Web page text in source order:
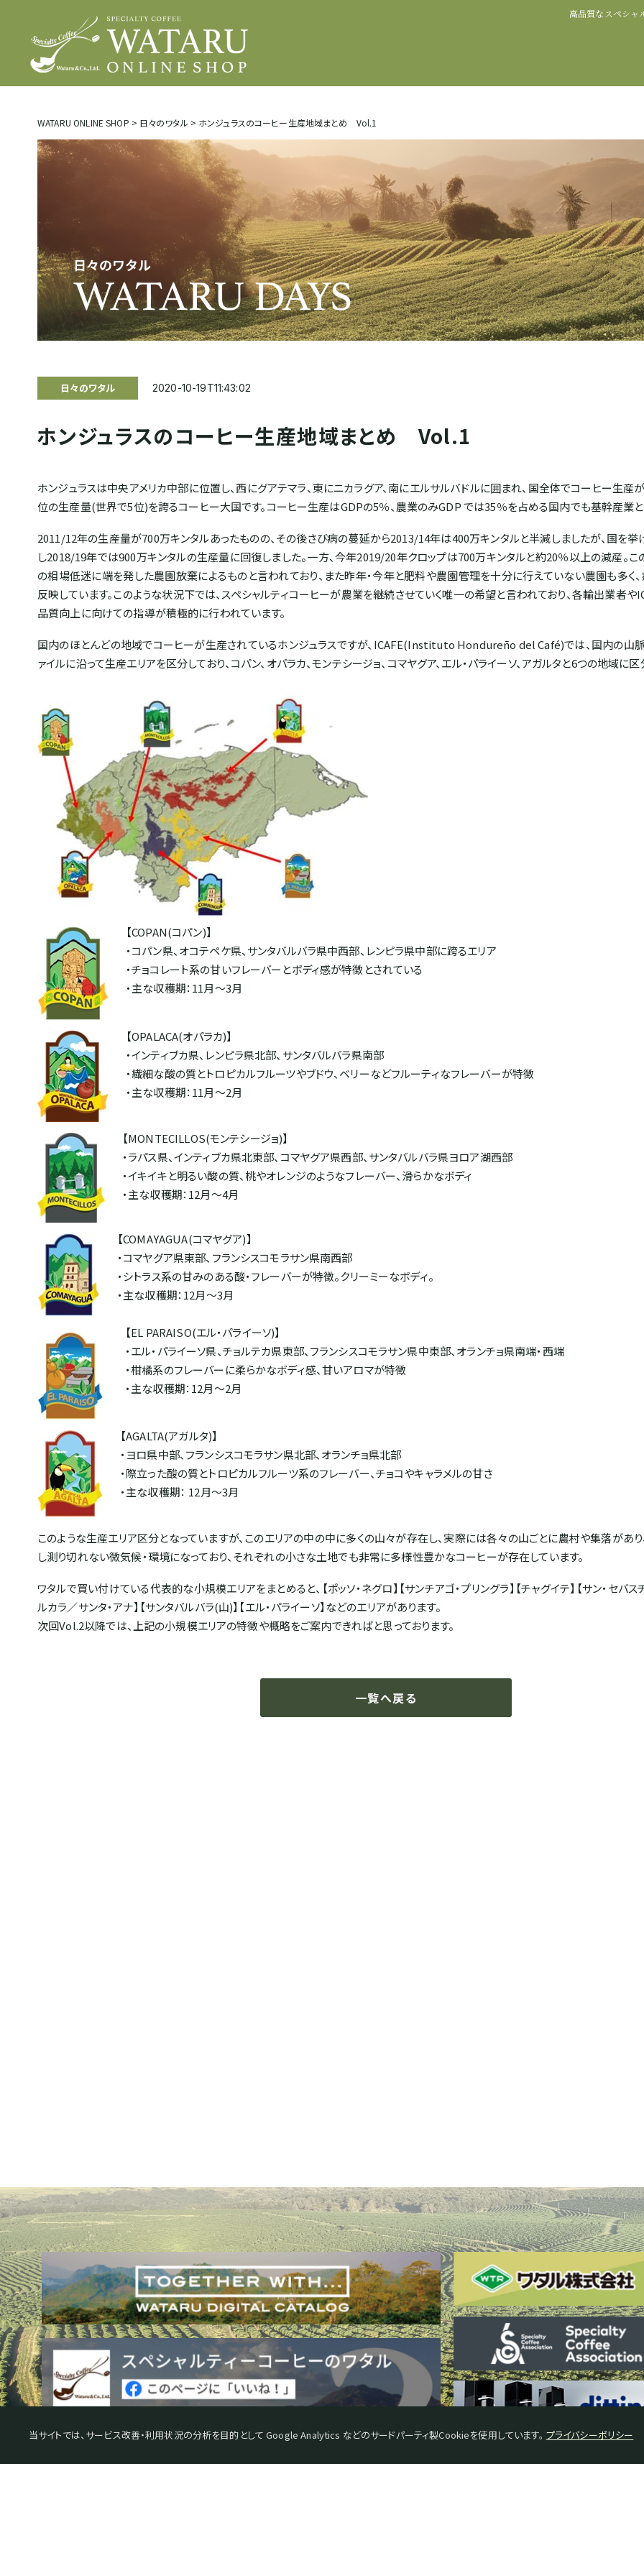
高品質なスペシャ
WATARU ONLINE SHOP > 日々のワタル > ホンジュラスのコーヒー生産地域まとめ Vol.1
日々のワタル 2020-10-19T11:43:02
ホンジュラスのコーヒー生産地域まとめ Vol.1
ホンジュラスは中央アメリカ中部に位置し、西にグアテマラ、東にニカラグア、南にエルサルバドルに囲まれ、国全体でコーヒー生産
位の生産量(世界で5位)を誇るコーヒー大国です。コーヒー生産はGDPの5％、農業のみGDP では35％を占める国内でも基幹産業と
2011/12年の生産量が700万キンタルあったものの、その後さび病の蔓延から2013/14年は400万キンタルと半減しましたが、国を
し2018/19年では900万キンタルの生産量に回復しました。一方、今年2019/20年クロップは700万キンタルと約20％以上の減産。
の相場低迷に端を発した農園放棄によるものと言われており、また昨年・今年と肥料や農園管理を十分に行えていない農園も多く
反映しています。このような状況下では、スペシャルティコーヒーが農業を継続させていく唯一の希望と言われており、各輸出業者や
品質向上に向けての指導が積極的に行われています。
国内のほとんどの地域でコーヒーが生産されているホンジュラスですが、ICAFE(Instituto Hondureño del Café)では、国内の山
ァイルに沿って生産エリアを区分しており、コパン、オパラカ、モンテシージョ、コマヤグア、エル・パライーソ、アガルタと6つの地域に区
【COPAN(コパン)】
・コパン県、オコテペケ県、サンタバルバラ県中西部、レンピラ県中部に跨るエリア
・チョコレート系の甘いフレーバーとボディ感が特徴とされている
・主な収穫期：11月～3月
【OPALACA(オパラカ)】
・インティブカ県、レンピラ県北部、サンタバルバラ県南部
・繊細な酸の質とトロピカルフルーツやブドウ、ベリーなどフルーティなフレーバーが特徴
・主な収穫期：11月～2月
【MONTECILLOS(モンテシージョ)】
・ラパス県、インティブカ県北東部、コマヤグア県西部、サンタバルバラ県ヨロア湖西部
・イキイキと明るい酸の質、桃やオレンジのようなフレーバー、滑らかなボディ
・主な収穫期：12月～4月
【COMAYAGUA(コマヤグア)】
・コマヤグア県東部、フランシスコモラサン県南西部
・シトラス系の甘みのある酸・フレーバーが特徴。クリーミーなボディ。
・主な収穫期：12月～3月
【EL PARAISO(エル・パライーソ)】
・エル・パライーソ県、チョルテカ県東部、フランシスコモラサン県中東部、オランチョ県南端・西端
・柑橘系のフレーバーに柔らかなボディ感、甘いアロマが特徴
・主な収穫期：12月～2月
【AGALTA(アガルタ)】
・ヨロ県中部、フランシスコモラサン県北部、オランチョ県北部
・際立った酸の質とトロピカルフルーツ系のフレーバー、チョコやキャラメルの甘さ
・主な収穫期： 12月～3月
このような生産エリア区分となっていますが、このエリアの中の中に多くの山々が存在し、実際には各々の山ごとに農村や集落があ
し測り切れない微気候・環境になっており、それぞれの小さな土地でも非常に多様性豊かなコーヒーが存在しています。
ワタルで買い付けている代表的な小規模エリアをまとめると、【ポッソ・ネグロ】【サンチアゴ・プリングラ】【チャグイテ】【サン・セバスチ
ルカラ／サンタ・アナ】【サンタバルバラ(山)】【エル・パライーソ】などのエリアがあります。
次回Vol.2以降では、上記の小規模エリアの特徴や概略をご案内できればと思っております。
一覧へ戻る
当サイトでは、サービス改善・利用状況の分析を目的として Google Analytics などのサードパーティ製Cookieを使用しています。 プライバシーポリシー